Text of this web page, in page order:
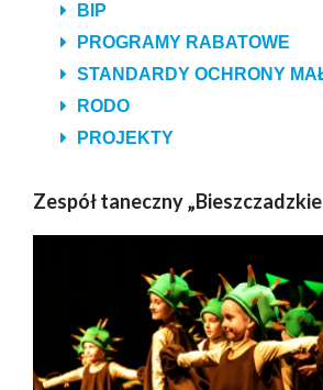
BIP
PROGRAMY RABATOWE
STANDARDY OCHRONY
RODO
PROJEKTY
Zespół taneczny